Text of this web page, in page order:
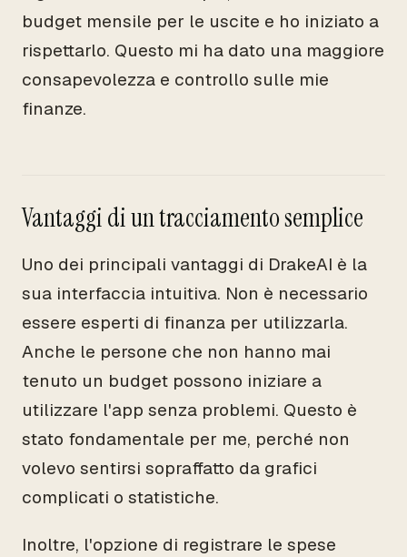
budget mensile per le uscite e ho iniziato a
rispettarlo. Questo mi ha dato una maggiore
consapevolezza e controllo sulle mie
finanze.
Vantaggi di un tracciamento semplice
Uno dei principali vantaggi di DrakeAI è la
sua interfaccia intuitiva. Non è necessario
essere esperti di finanza per utilizzarla.
Anche le persone che non hanno mai
tenuto un budget possono iniziare a
utilizzare l'app senza problemi. Questo è
stato fondamentale per me, perché non
volevo sentirsi sopraffatto da grafici
complicati o statistiche.
Inoltre, l'opzione di registrare le spese